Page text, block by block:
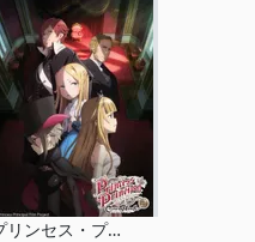
プリンセス・プリンシパル Crown Handler 第2章